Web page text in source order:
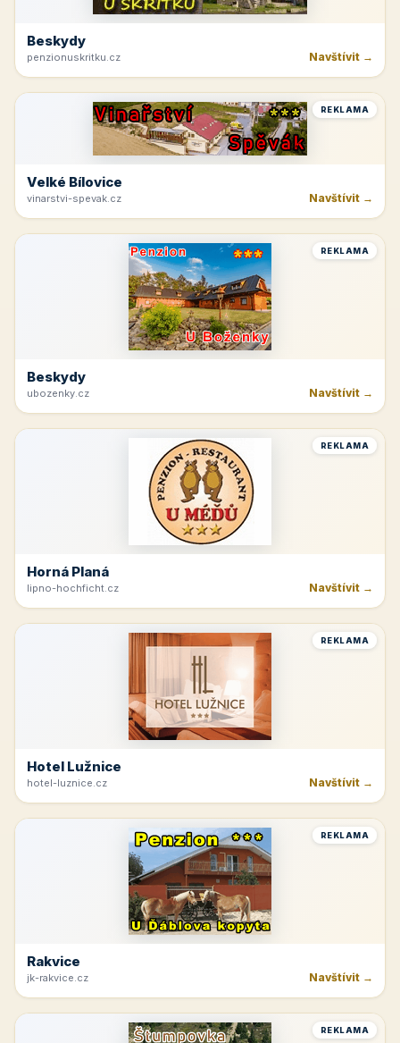
Beskydy
penzionuskritku.cz Navštívit →
REKLAMA
Velké Bílovice
vinarstvi-spevak.cz Navštívit →
REKLAMA
Beskydy
ubozenky.cz Navštívit →
REKLAMA
Horná Planá
lipno-hochficht.cz Navštívit →
REKLAMA
Hotel Lužnice
hotel-luznice.cz Navštívit →
REKLAMA
Rakvice
jk-rakvice.cz Navštívit →
REKLAMA